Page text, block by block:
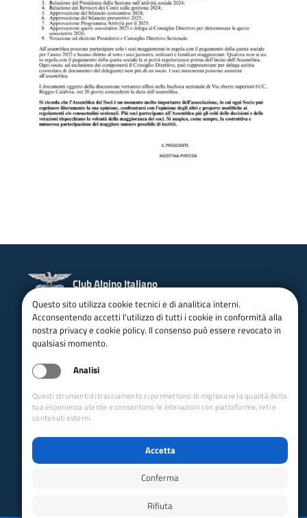
Club Alpino Italiano
Whatsapp
Facebook
Instagram
email:info@caireggio.it
pec:reggiocalabria@pec.cai.it
CF: 92006240805
Via Sbarre Superiori 61/c
Reggio Calabria - 89132 (RC)
Club Alpino Italiano
Accesso Soci
Questo sito utilizza cookie tecnici e di analitica interni.
Acconsentendo accetti l'utilizzo di tutti i cookie in conformità alla
nostra privacy e cookie policy. Il consenso può essere revocato in
qualsiasi momento.
Analisi
Questi strumenti di tracciamento ci permettono di migliorare la qualità della
tua esperienza utente e consentono le interazioni con piattaforme, reti e
contenuti esterni.
Accetta
Conferma
Rifiuta